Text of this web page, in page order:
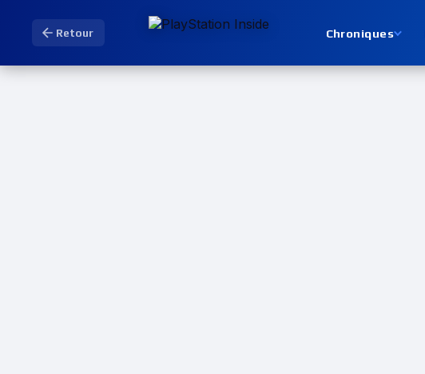
Retour Chroniques